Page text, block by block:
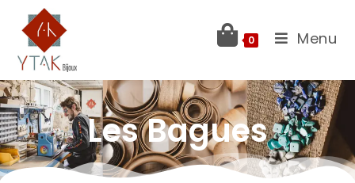
0 Menu
Les Bagues